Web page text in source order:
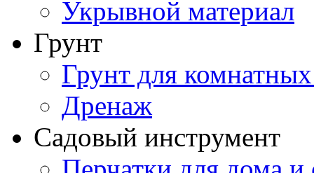
Укрывной материал
Грунт
Грунт для
Дренаж
Садовый инструмент